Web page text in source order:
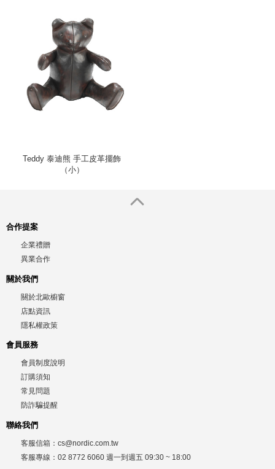
Teddy 泰迪熊 手工皮革擺飾
（小）
合作提案
企業禮贈
異業合作
關於我們
關於北歐櫥窗
店點資訊
隱私權政策
會員服務
會員制度說明
訂購須知
常見問題
防詐騙提醒
聯絡我們
客服信箱： cs@nordic.com.tw
客服專線： 02 8772 6060 週一到週五 09:30 ~ 18:00